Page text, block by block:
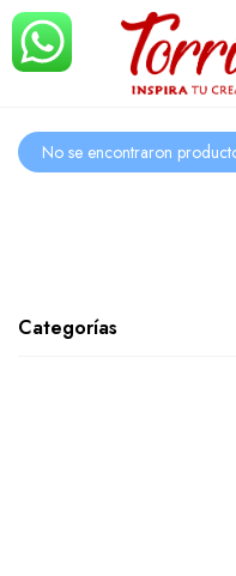
Categorías
No se encontraron